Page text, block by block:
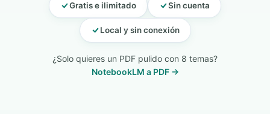
Gratis e ilimitado Sin cuenta
Local y sin conexión
¿Solo quieres un PDF pulido con 8 temas?
NotebookLM a PDF →